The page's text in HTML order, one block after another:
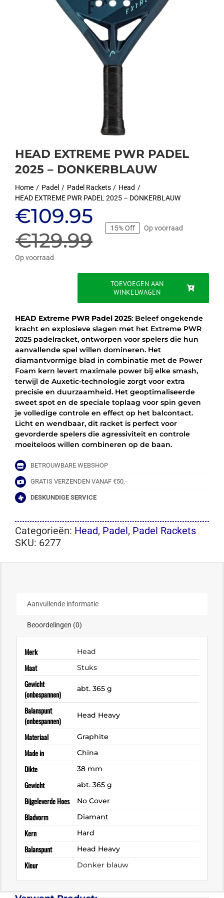
HEAD EXTREME PWR PADEL
2025 – DONKERBLAUW
Home Padel Padel Rackets
Head
HEAD EXTREME PWR PADEL 2025 – DONKERBLAUW
€129.99
Oorspronkelijke
prijs
was:
€129.99.
€109.95
Huidige
prijs
is:
€109.95.
15% Off Op voorraad
Op voorraad
2025
DONKERBLAUW
aantal
TOEVOEGEN AAN
WINKELWAGEN
HEAD Extreme PWR Padel 2025: Beleef ongekende
kracht en explosieve slagen met het Extreme PWR
2025 padelracket, ontworpen voor spelers die hun
aanvallende spel willen domineren. Het
diamantvormige blad in combinatie met de Power
Foam kern levert maximale power bij elke smash,
terwijl de Auxetic-technologie zorgt voor extra
precisie en duurzaamheid. Het geoptimaliseerde
sweet spot en de speciale toplaag voor spin geven
je volledige controle en effect op het balcontact.
Licht en wendbaar, dit racket is perfect voor
gevorderde spelers die agressiviteit en controle
moeiteloos willen combineren op de baan.
BETROUWBARE WEBSHOP
GRATIS VERZENDEN VANAF €50,-
DESKUNDIGE SERVICE
Categorieën: Head, Padel, Padel Rackets
SKU: 6277
Aanvullende informatie
Beoordelingen (0)
Merk Head
Maat Stuks
Gewicht
(onbespannen)
abt. 365 g
Balanspunt
(onbespannen)
Head Heavy
Materiaal Graphite
Made in China
Dikte 38 mm
Gewicht abt. 365 g
Bijgeleverde Hoes No Cover
Bladvorm Diamant
Kern Hard
Balanspunt Head Heavy
Kleur Donker blauw